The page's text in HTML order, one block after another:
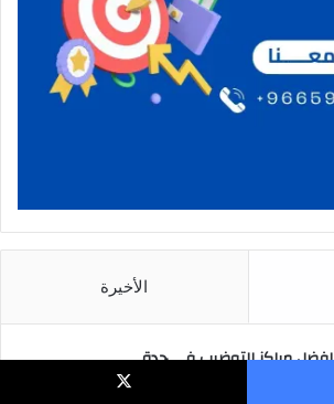
الأخيرة
افضل مراكز التوضيب في جدة